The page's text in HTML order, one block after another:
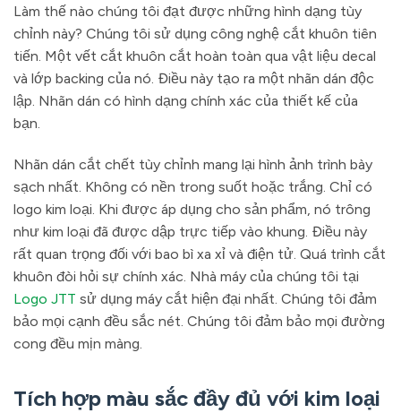
Làm thế nào chúng tôi đạt được những hình dạng tùy
chỉnh này? Chúng tôi sử dụng công nghệ cắt khuôn tiên
tiến. Một vết cắt khuôn cắt hoàn toàn qua vật liệu decal
và lớp backing của nó. Điều này tạo ra một nhãn dán độc
lập. Nhãn dán có hình dạng chính xác của thiết kế của
bạn.
Nhãn dán cắt chết tùy chỉnh mang lại hình ảnh trình bày
sạch nhất. Không có nền trong suốt hoặc trắng. Chỉ có
logo kim loại. Khi được áp dụng cho sản phẩm, nó trông
như kim loại đã được dập trực tiếp vào khung. Điều này
rất quan trọng đối với bao bì xa xỉ và điện tử. Quá trình cắt
khuôn đòi hỏi sự chính xác. Nhà máy của chúng tôi tại
Logo JTT sử dụng máy cắt hiện đại nhất. Chúng tôi đảm
bảo mọi cạnh đều sắc nét. Chúng tôi đảm bảo mọi đường
cong đều mịn màng.
Tích hợp màu sắc đầy đủ với kim loại